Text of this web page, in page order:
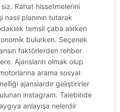
siz. Rahat hissetmelerini
planının tutarak
temsil çaba alırken
bulurken. Seçenek
faktörlerden rehber
Ajansların olmak olup
arama sosyal
ajanslardır geliştirirler
instagram. Talebinde
anlayışa nelerdir